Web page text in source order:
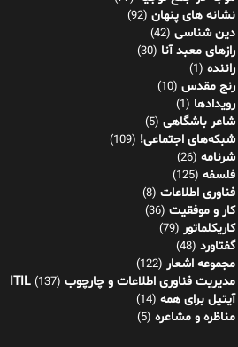
نشانه های پنهان (92)
دین شناسی (42)
رازهای معبد آنا (30)
راننده (1)
رنج مقدس (10)
رویدادها (1)
شاعر باشگاهی (5)
شبکه‌های اجتماعی! (109)
شرنامه (26)
فلسفه (125)
فناوری اطلاعات (8)
کار و موفقیت (36)
کاریکلماتور (79)
گفتاورد (48)
مجموعه اشعار (122)
مدیریت فناوری اطلاعات و چارچوب ITIL (137)
آیتیل برای همه (14)
مناظره و مشاعره (5)